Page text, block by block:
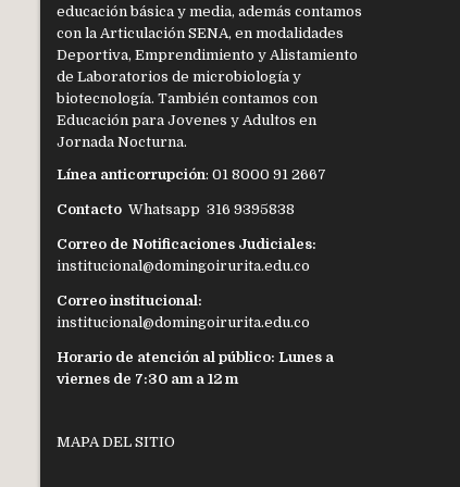
educación básica y media, además contamos
con la Articulación SENA, en modalidades
Deportiva, Emprendimiento y Alistamiento
de Laboratorios de microbiología y
biotecnología. También contamos con
Educación para Jovenes y Adultos en
Jornada Nocturna.
Línea anticorrupción: 01 8000 91 2667
Contacto Whatsapp 316 9395838
Correo de Notificaciones Judiciales:
institucional@domingoirurita.edu.co
Correo institucional:
institucional@domingoirurita.edu.co
Horario de atención al público: Lunes a
viernes de 7:30 am a 12 m
MAPA DEL SITIO